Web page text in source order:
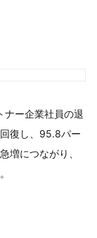
ナー企業社員の退
復し、95.8パー
増につながり、